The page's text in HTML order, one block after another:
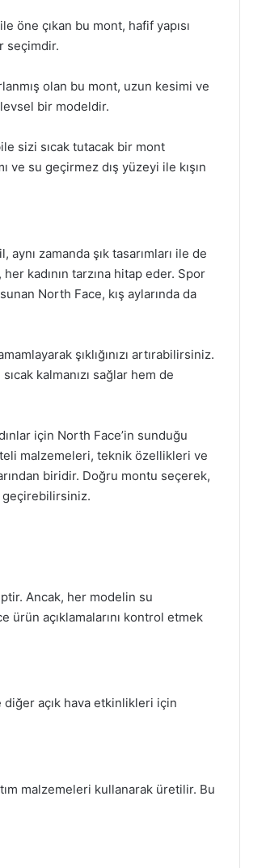
çıkan bu mont, hafif yapısı
seçimdir.
olan bu mont, uzun kesimi ve
bir modeldir.
sizi sıcak tutacak bir mont
ve su geçirmez dış yüzeyi ile kışın
zamanda şık tasarımları ile de
kadının tarzına hitap eder. Spor
North Face, kış aylarında da
şıklığınızı artırabilirsiniz.
kalmanızı sağlar hem de
için North Face’in sunduğu
malzemeleri, teknik özellikleri ve
biridir. Doğru montu seçerek,
geçirebilirsiniz.
Ancak, her modelin su
ürün açıklamalarını kontrol etmek
açık hava etkinlikleri için
malzemeleri kullanarak üretilir. Bu